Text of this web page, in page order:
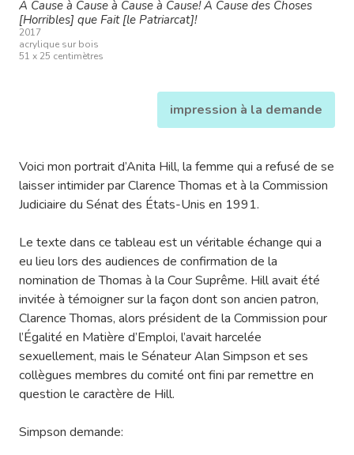
À Cause à Cause à Cause à Cause! À Cause des Choses
[Horribles] que Fait [le Patriarcat]!
2017
acrylique sur bois
51 x 25 centimètres
impression à la demande
Voici mon portrait d’Anita Hill, la femme qui a refusé de se
laisser intimider par Clarence Thomas et à la Commission
Judiciaire du Sénat des États-Unis en 1991.
Le texte dans ce tableau est un véritable échange qui a
eu lieu lors des audiences de confirmation de la
nomination de Thomas à la Cour Suprême. Hill avait été
invitée à témoigner sur la façon dont son ancien patron,
Clarence Thomas, alors président de la Commission pour
l’Égalité en Matière d’Emploi, l’avait harcelée
sexuellement, mais le Sénateur Alan Simpson et ses
collègues membres du comité ont fini par remettre en
question le caractère de Hill.
Simpson demande: